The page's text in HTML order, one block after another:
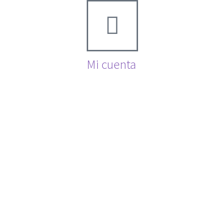
Mi cuenta